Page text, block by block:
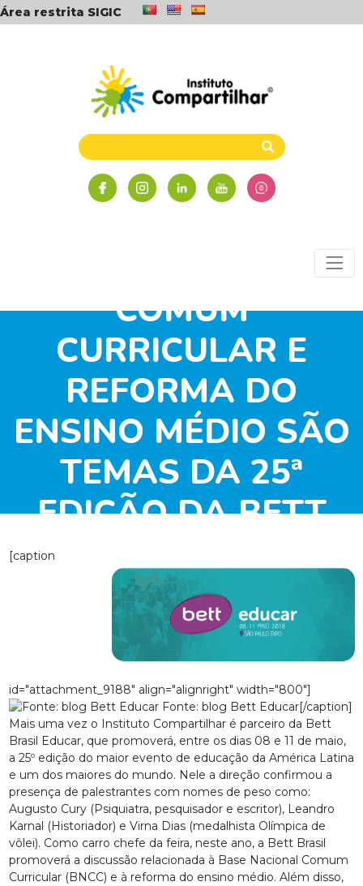
Área restrita SIGIC
BASE NACIONAL
COMUM
CURRICULAR E
REFORMA DO
ENSINO MÉDIO SÃO
TEMAS DA 25ª
EDIÇÃO DA BETT
[caption
id="attachment_9188" align="alignright" width="800"]
Fonte: blog Bett Educar[/caption]
Mais uma vez o Instituto Compartilhar é parceiro da Bett
Brasil Educar, que promoverá, entre os dias 08 e 11 de maio,
a 25º edição do maior evento de educação da América Latina
e um dos maiores do mundo. Nele a direção confirmou a
presença de palestrantes com nomes de peso como:
Augusto Cury (Psiquiatra, pesquisador e escritor), Leandro
Karnal (Historiador) e Virna Dias (medalhista Olímpica de
vôlei). Como carro chefe da feira, neste ano, a Bett Brasil
promoverá a discussão relacionada à Base Nacional Comum
Curricular (BNCC) e à reforma do ensino médio. Além disso,